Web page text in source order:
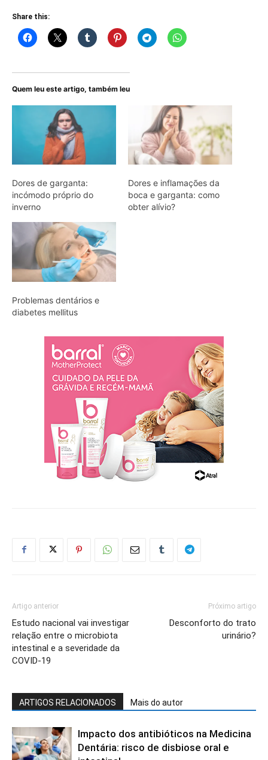
Share this:
Quem leu este artigo, também leu
Dores de garganta:
incómodo próprio do
inverno
Dores e inflamações da
boca e garganta: como
obter alívio?
Problemas dentários e
diabetes mellitus
Artigo anterior
Estudo nacional vai investigar
relação entre o microbiota
intestinal e a severidade da
COVID-19
Próximo artigo
Desconforto do trato
urinário?
ARTIGOS RELACIONADOS Mais do autor
Impacto dos antibióticos na Medicina
Dentária: risco de disbiose oral e